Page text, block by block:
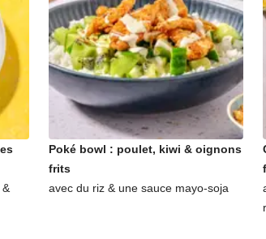
&
Poké bowl : poulet, kiwi & oignons
frits
avec du riz & une sauce mayo-soja